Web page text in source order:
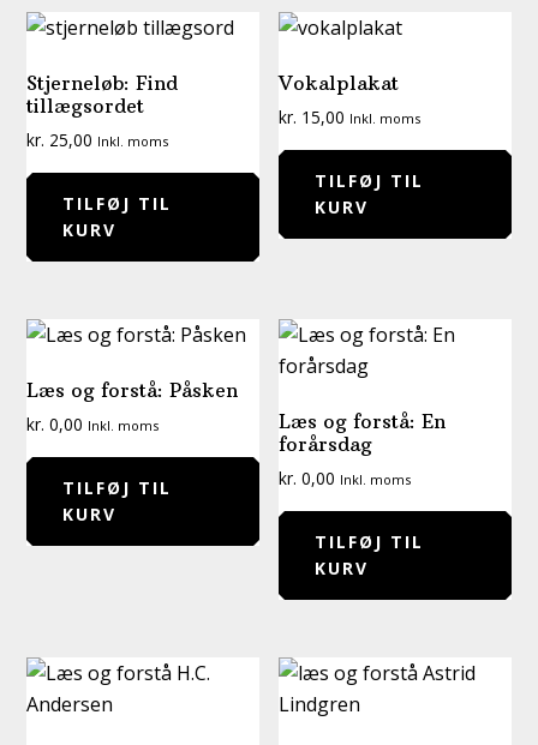
Stjerneløb: Find
tillægsordet
kr. 25,00 Inkl. moms
TILFØJ TIL
KURV
Vokalplakat
kr. 15,00 Inkl. moms
TILFØJ TIL
KURV
Læs og forstå: Påsken
kr. 0,00 Inkl. moms
TILFØJ TIL
KURV
Læs og forstå: En
forårsdag
kr. 0,00 Inkl. moms
TILFØJ TIL
KURV